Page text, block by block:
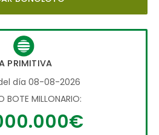
PRIMITIVA
día 08-08-2026
BOTE MILLONARIO: